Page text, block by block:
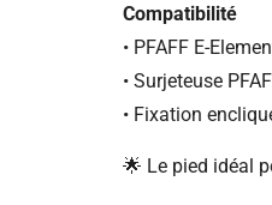
Compatibilité
• PFAFF E-
• Surjeteuse
• Fixation
🌟 Le pied idéal